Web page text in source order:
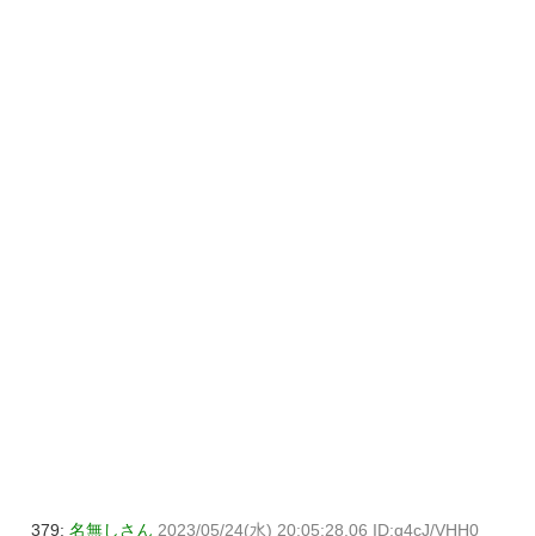
379: 名無しさん 2023/05/24(水) 20:05:28.06 ID:q4cJ/VHH0